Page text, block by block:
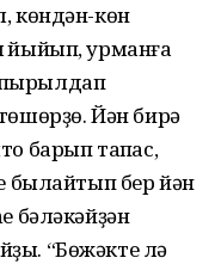
көндән-көн
йыйып, урманға
Йән бирә
барып тапҡас,
былайтып бер йән
бәләкәйҙән
“Бөжәкте лә